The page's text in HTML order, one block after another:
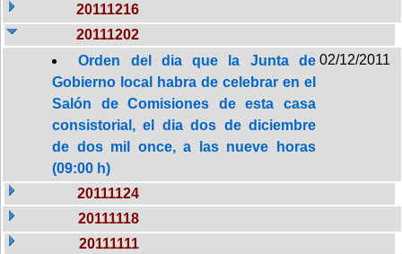
20111216
20111202
Orden del dia que la Junta de
Gobierno local habra de celebrar en el
Salón de Comisiones de esta casa
consistorial, el dia dos de diciembre
de dos mil once, a las nueve horas
(09:00 h)
02/12/2011
20111124
20111118
20111111